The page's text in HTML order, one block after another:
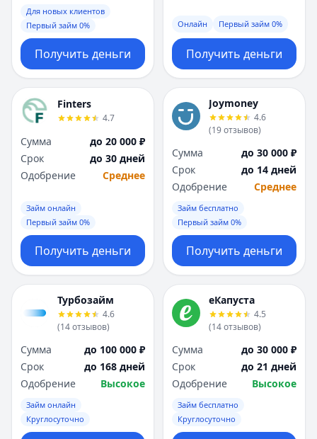
Для новых клиентов
Первый займ 0%
Получить деньги
Онлайн Первый займ 0%
Получить деньги
Finters
4.7
Сумма
до 20 000 ₽
Срок
до 30 дней
Одобрение
Среднее
Займ онлайн
Первый займ 0%
Получить деньги
Joymoney
4.6
(19отзывов)
Сумма
до 30 000 ₽
Срок
до 14 дней
Одобрение
Среднее
Займ бесплатно
Первый займ 0%
Получить деньги
Турбозайм
4.6
(14отзывов)
Сумма
до 100 000 ₽
Срок
до 168 дней
Одобрение
Высокое
Займ онлайн
Круглосуточно
еКапуста
4.5
(14отзывов)
Сумма
до 30 000 ₽
Срок
до 21 дней
Одобрение
Высокое
Займ бесплатно
Круглосуточно